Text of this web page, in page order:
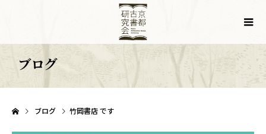
ブログ
ブログ 竹岡書店 です